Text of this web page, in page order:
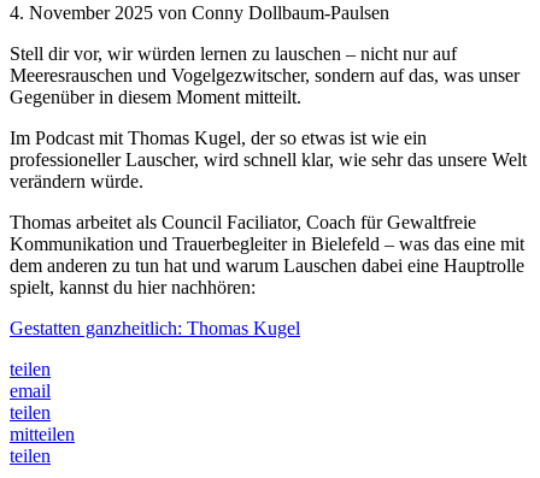
4. November 2025 von Conny Dollbaum-Paulsen
Stell dir vor, wir würden lernen zu lauschen – nicht nur auf
Meeresrauschen und Vogelgezwitscher, sondern auf das, was unser
Gegenüber in diesem Moment mitteilt.
Im Podcast mit Thomas Kugel, der so etwas ist wie ein
professioneller Lauscher, wird schnell klar, wie sehr das unsere Welt
verändern würde.
Thomas arbeitet als Council Faciliator, Coach für Gewaltfreie
Kommunikation und Trauerbegleiter in Bielefeld – was das eine mit
dem anderen zu tun hat und warum Lauschen dabei eine Hauptrolle
spielt, kannst du hier nachhören:
Gestatten ganzheitlich: Thomas Kugel
teilen
email
teilen
mitteilen
teilen